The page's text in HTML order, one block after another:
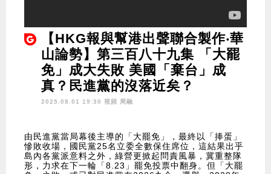
【HKG報與幫港出聲聯合製作‧華
山論勢】第三百八十九集 「大罷
免」成大失敗 美國「棄台」成
真？民進黨的沒落近矣？
2025.08.01 19:30 視頻 周融
由民進黨當局幕後主導的「大罷免」，最終以「捧蛋」
慘敗收場，國民黨25名立委全數保住席位，這結果出乎
島內各黨派意料之外，綠營更掀起問責風暴，冀重整隊
形，力求在下一輪「8.23」罷免投票中翻身。但「大罷